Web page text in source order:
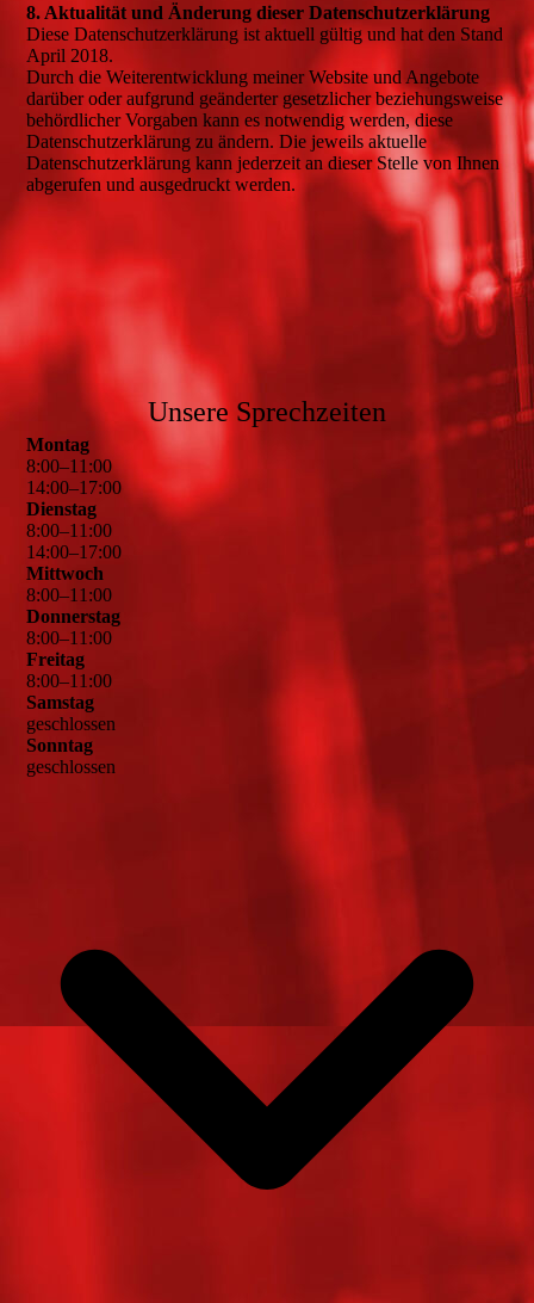
8. Aktualität und Änderung dieser Datenschutzerklärung
Diese Datenschutzerklärung ist aktuell gültig und hat den Stand
April 2018.
Durch die Weiterentwicklung meiner Website und Angebote
darüber oder aufgrund geänderter gesetzlicher beziehungsweise
behördlicher Vorgaben kann es notwendig werden, diese
Datenschutzerklärung zu ändern. Die jeweils aktuelle
Datenschutzerklärung kann jederzeit an dieser Stelle von Ihnen
abgerufen und ausgedruckt werden.
Unsere Sprechzeiten
Montag
8:00–11 :00
14:00–17:00
Dienstag
8:00–11 :00
14:00–17:00
Mittwoch
8:00–11 :00
Donnerstag
8:00–11 :00
Freitag
8:00–11 :00
Samstag
geschlossen
Sonntag
geschlossen